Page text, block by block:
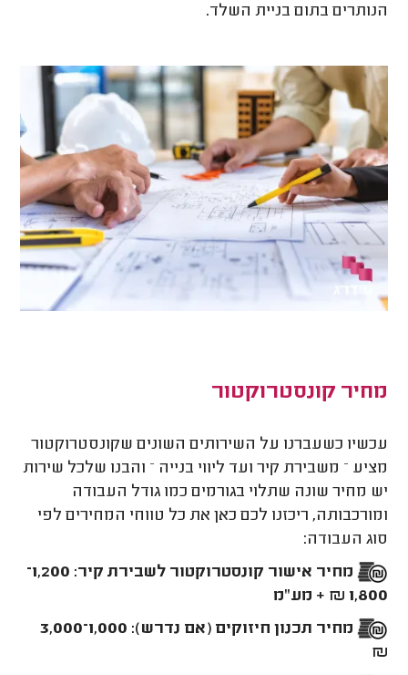
הנותרים בתום בניית השלד.
מחיר קונסטרוקטור
עכשיו כשעברנו על השירותים השונים שקונסטרוקטור
מציע – משבירת קיר ועד ליווי בנייה – והבנו שלכל שירות
יש מחיר שונה שתלוי בגורמים כמו גודל העבודה
ומורכבותה, ריכזנו לכם כאן את כל טווחי המחירים לפי
סוג העבודה:
מחיר אישור קונסטרוקטור לשבירת קיר: 1,200–
1,800 ₪ + מע"מ
מחיר תכנון חיזוקים (אם נדרש): 1,000–3,000
₪